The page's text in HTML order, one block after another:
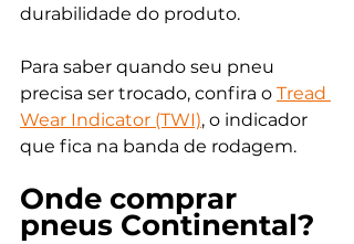
durabilidade do produto.
Para saber quando seu pneu
precisa ser trocado, confira o Tread
Wear Indicator (TWI), o indicador
que fica na banda de rodagem.
Onde comprar
pneus Continental?